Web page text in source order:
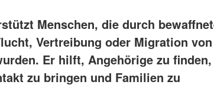
Menschen, die durch
Vertreibung oder Migration von
Er hilft, Angehörige zu
zu bringen und Familien zu